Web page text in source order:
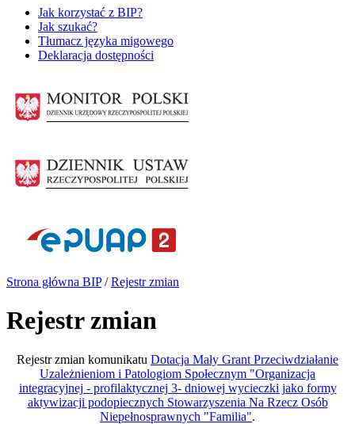
Jak korzystać z BIP?
Jak szukać?
Tłumacz języka migowego
Deklaracja dostępności
Strona główna BIP/Rejestr zmian
Rejestr zmian
Rejestr zmian komunikatu Dotacja Mały Grant Przeciwdziałanie
Uzależnieniom i Patologiom Społecznym "Organizacja
integracyjnej - profilaktycznej 3- dniowej wycieczki jako formy
aktywizacji podopiecznych Stowarzyszenia Na Rzecz Osób
Niepełnosprawnych "Familia".